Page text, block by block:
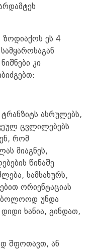
ეს 4
კი
ტრანზიტს ასრულებს,
ცვლილებებს
რომ
მიაგნეს,
წინაშე
სამსახურს,
ორიენტაციას
უნდა
ხანია, გინდათ,
შფოთავთ, ან